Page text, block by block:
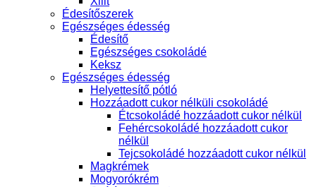
Édesítőszerek
Egészséges édesség
Édesítő
Egészséges csokoládé
Keksz
Egészséges édesség
Helyettesítő pótló
Hozzáadott cukor nélküli csokoládé
Étcsokoládé hozzáadott cukor nélkül
Fehércsokoládé hozzáadott cukor
nélkül
Tejcsokoládé hozzáadott cukor nélkül
Magkrémek
Mogyorókrém